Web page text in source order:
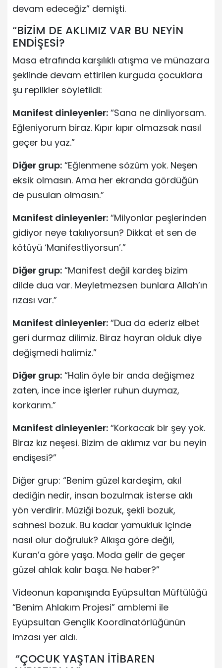
devam edeceğiz” demişti.
“BİZİM DE AKLIMIZ VAR BU NEYİN
ENDİŞESİ?
Masa etrafında karşılıklı atışma ve münazara
şeklinde devam ettirilen kurguda çocuklara
şu replikler söyletildi:
Manifest dinleyenler: “Sana ne dinliyorsam.
Eğleniyorum biraz. Kıpır kıpır olmazsak nasıl
geçer bu yaz.”
Diğer grup: “Eğlenmene sözüm yok. Neşen
eksik olmasın. Ama her ekranda gördüğün
de pusulan olmasın.”
Manifest dinleyenler: “Milyonlar peşlerinden
gidiyor neye takılıyorsun? Dikkat et sen de
kötüyü ‘Manifestliyorsun’.”
Diğer grup: “Manifest değil kardeş bizim
dilde dua var. Meyletmezsen bunlara Allah’ın
rızası var.”
Manifest dinleyenler: “Dua da ederiz elbet
geri durmaz dilimiz. Biraz hayran olduk diye
değişmedi halimiz.”
Diğer grup: “Halin öyle bir anda değişmez
zaten, ince ince işlerler ruhun duymaz,
korkarım.”
Manifest dinleyenler: “Korkacak bir şey yok.
Biraz kız neşesi. Bizim de aklımız var bu neyin
endişesi?”
Diğer grup: “Benim güzel kardeşim, akıl
dediğin nedir, insan bozulmak isterse aklı
yön verdirir. Müziği bozuk, şekli bozuk,
sahnesi bozuk. Bu kadar yamukluk içinde
nasıl olur doğruluk? Alkışa göre değil,
Kuran’a göre yaşa. Moda gelir de geçer
güzel ahlak kalır başa. Ne haber?”
Videonun kapanışında Eyüpsultan Müftülüğü
“Benim Ahlakım Projesi” amblemi ile
Eyüpsultan Gençlik Koordinatörlüğünün
imzası yer aldı.
“ÇOCUK YAŞTAN İTİBAREN